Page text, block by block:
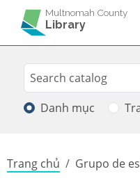
Skip to main content
Multnomah County
Library
Search
Tìm kiếm
Danh mục
Breadcrumb
Trang chủ Grupo de